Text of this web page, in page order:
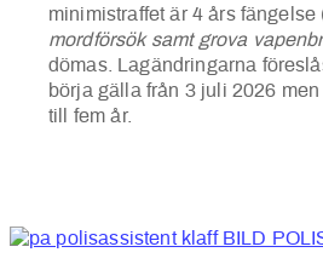
minimistraffet är 4 års fängelse
mordförsök samt grova
dömas. Lagändringarna
börja gälla från 3 juli 2026
till fem år.